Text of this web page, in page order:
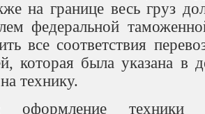
на границе весь груз
федеральной
все соответствия
которая была указана в
технику.
оформление